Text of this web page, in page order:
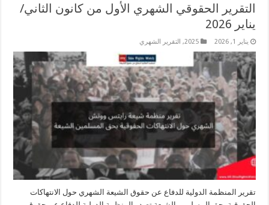
التقرير الحقوقي الشهري الأول من كانون الثاني/
يناير 2026
يناير 1, 2026 2025
, التقرير الشهري
تقرير المنظمة الدولية للدفاع عن حقوق الشيعة الشهري حول الانتهاكات